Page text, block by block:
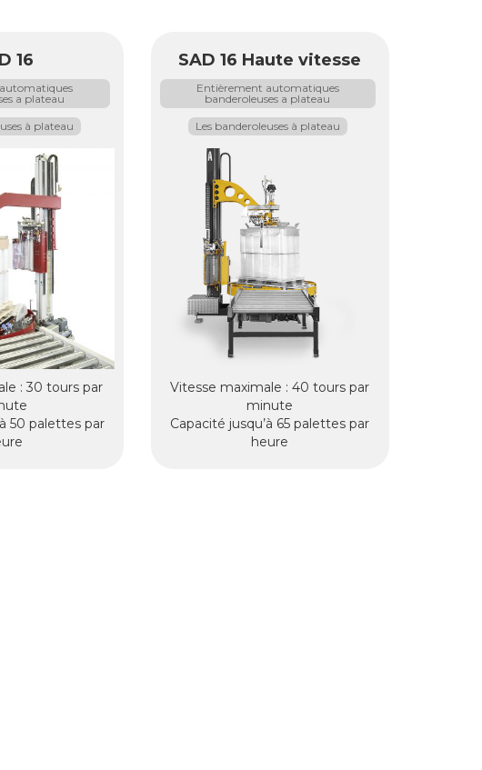
16
a plateau
à plateau
: 30 tours par
50 palettes par
SAD 16 Haute vitesse
Entièrement automatiques
banderoleuses a plateau
Les banderoleuses à plateau
Vitesse maximale : 40 tours par
minute
Capacité jusqu’à 65 palettes par
heure